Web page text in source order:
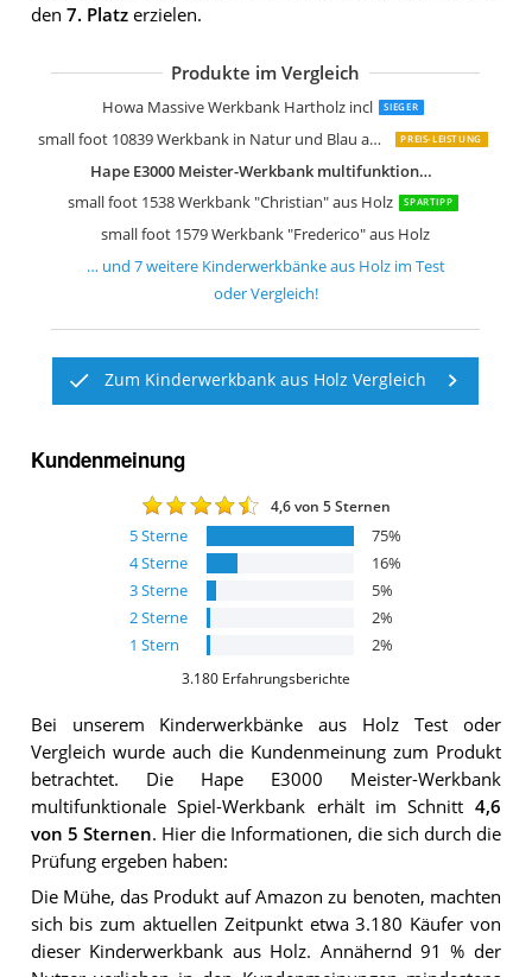
den 7. Platzerzielen.
Produkte im Vergleich
Howa Massive Werkbank Hartholz incl SIEGER
small foot 10839 Werkbank in Natur und Blau aus Holz PREIS-LEISTUNG
Hape E3000 Meister-Werkbank multifunktionale Spiel-Werkbank
small foot 1538 Werkbank "Christian" aus Holz
SPARTIPP
small foot 1579 Werkbank "Frederico" aus Holz
Le Toy Van My First Werkzeug Bench
roba Werkbank Spielwerkbank aus
Le Toy Van Alex der Bank
Große Werkbank aus Holz
Melissa & Doug Werkbank aus Holz
… und 7weitere Kinderwerkbänke aus Holzim Test
oder Vergleich!
Zum Kinderwerkbank aus Holz Vergleich
Kundenmeinung
4,6von 5 Sternen
5Sterne 75%
4Sterne 16%
3Sterne 5%
2Sterne 2%
1 Stern 2%
3.180 Erfahrungsberichte
Bei unserem Kinderwerkbänke aus Holz Test oder
Vergleich wurde auch die Kundenmeinung zum Produkt
betrachtet.
Die
Hape E3000 Meister-Werkbank
multifunktionale Spiel-Werkbank erhält im Schnitt 4,6
von 5 Sternen. Hier die Informationen, die sich durch die
Prüfung ergeben haben:
Die Mühe, das Produkt auf Amazon zu benoten, machten
sich bis zum aktuellen Zeitpunkt etwa 3.180 Käufer von
dieser Kinderwerkbank aus Holz. Annähernd 91 % der